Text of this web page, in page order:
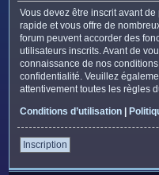
Vous devez être inscrit avant
rapide et vous offre de
forum peuvent accorder des
utilisateurs inscrits. Avant de
connaissance de nos
confidentialité. Veuillez
attentivement toutes les règles
Conditions d’utilisation |
Inscription